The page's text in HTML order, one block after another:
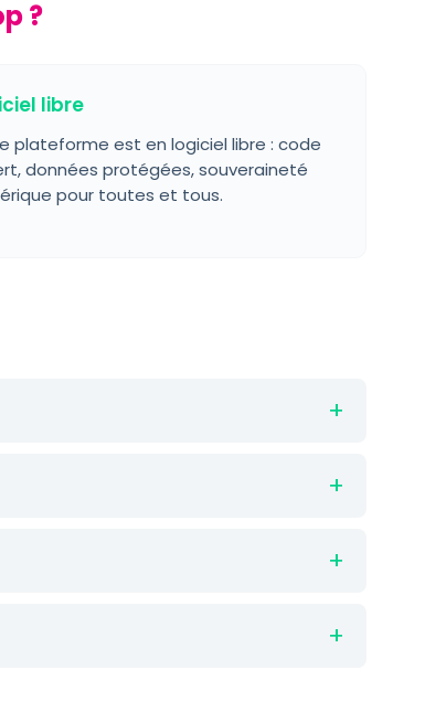
?
libre
plateforme est en logiciel libre : code
données protégées, souveraineté
pour toutes et tous.